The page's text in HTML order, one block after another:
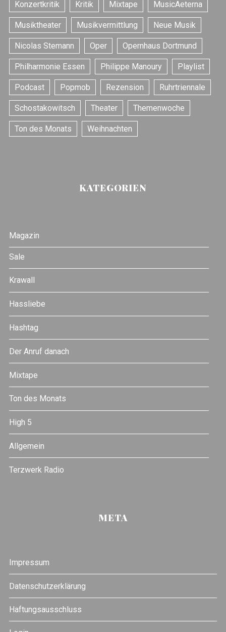
Konzertkritik Kritik Mixtape MusicAeterna
Musiktheater Musikvermittlung Neue Musik
Nicolas Stemann Oper Opernhaus Dortmund
Philharmonie Essen Philippe Manoury Playlist
Podcast Popmob Rezension Ruhrtriennale
Schostakowitsch Theater Themenwoche
Ton des Monats Weihnachten
KATEGORIEN
Magazin
Sale
Krawall
Hassliebe
Hashtag
Der Anruf danach
Mixtape
Ton des Monats
High 5
Allgemein
Terzwerk Radio
META
Impressum
Datenschutzerklärung
Haftungsausschluss